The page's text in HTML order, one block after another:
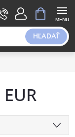
HĽADAŤ
KOŠÍK